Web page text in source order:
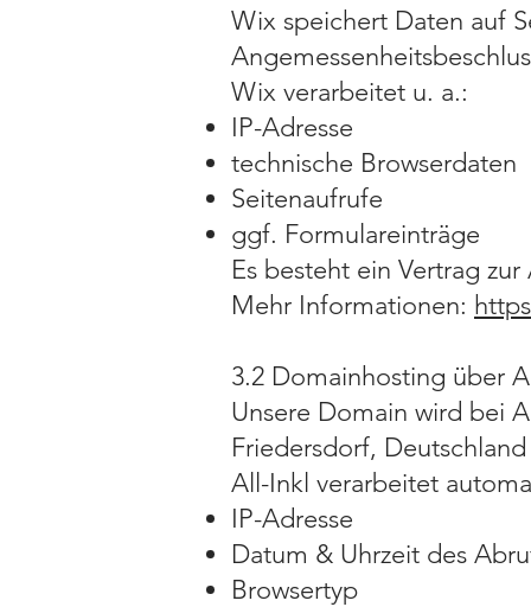
Wix speichert Daten auf
Wix verarbeitet u. a.:
IP-Adresse
technische Browserdaten
Seitenaufrufe
ggf. Formulareinträge
Es besteht ein Vertrag
Mehr Informationen:
3.2 Domainhosting über
Unsere Domain wird bei
Friedersdorf,
All-Inkl verarbeitet
IP-Adresse
Datum & Uhrzeit des
Browsertyp